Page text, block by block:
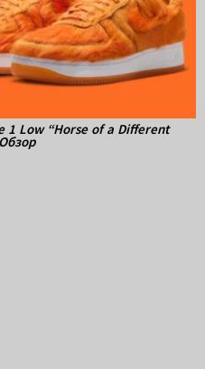
1 Low “Horse of a Different